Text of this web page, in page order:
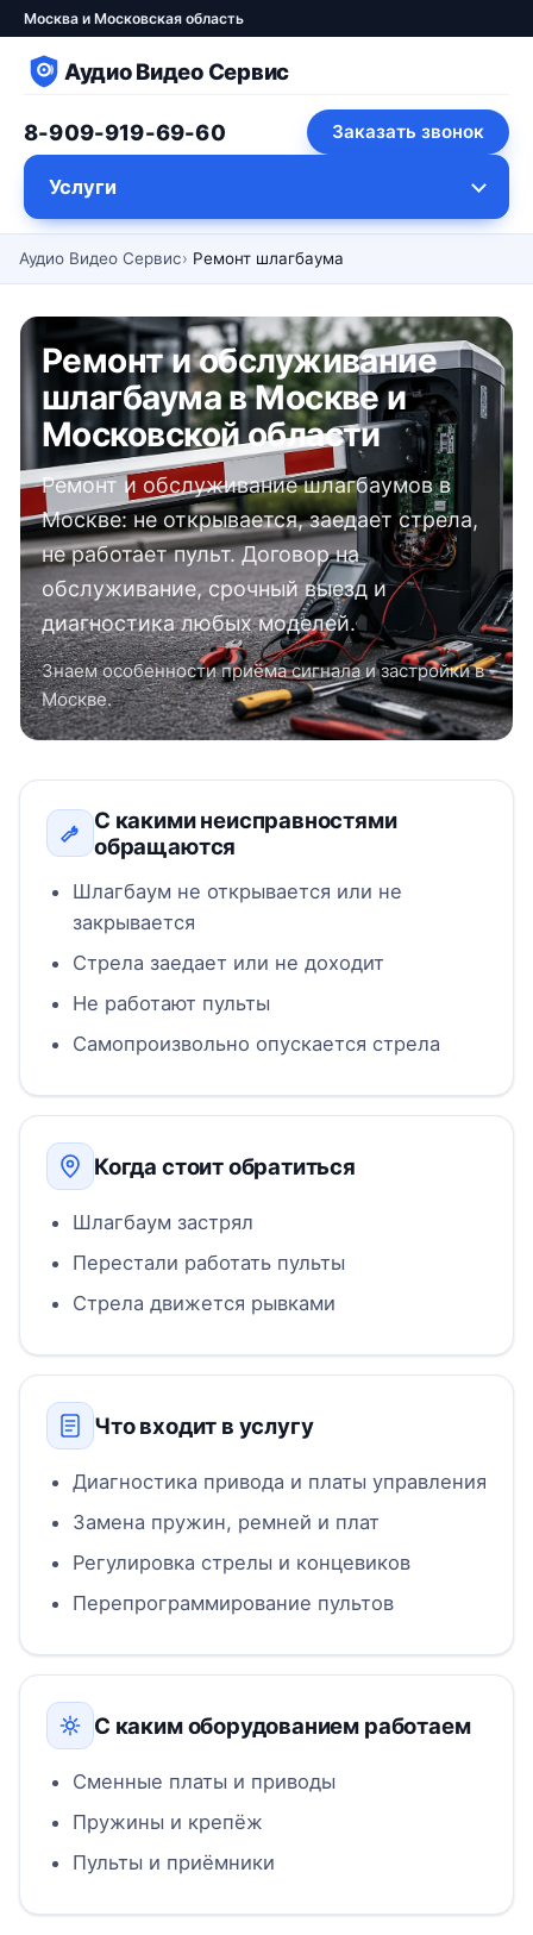
Москва и Московская область
Аудио Видео Сервис
Услуги
8-909-919-69-60 Заказать звонок
Аудио Видео Сервис Ремонт шлагбаума
Ремонт и обслуживание
шлагбаума в Москве и
Московской области
Ремонт и обслуживание шлагбаумов в
Москве: не открывается, заедает стрела,
не работает пульт. Договор на
обслуживание, срочный выезд и
диагностика любых моделей.
Знаем особенности приёма сигнала и застройки в
Москве.
С какими неисправностями
обращаются
Шлагбаум не открывается или не
закрывается
Стрела заедает или не доходит
Не работают пульты
Самопроизвольно опускается стрела
Когда стоит обратиться
Шлагбаум застрял
Перестали работать пульты
Стрела движется рывками
Что входит в услугу
Диагностика привода и платы управления
Замена пружин, ремней и плат
Регулировка стрелы и концевиков
Перепрограммирование пультов
С каким оборудованием работаем
Сменные платы и приводы
Пружины и крепёж
Пульты и приёмники